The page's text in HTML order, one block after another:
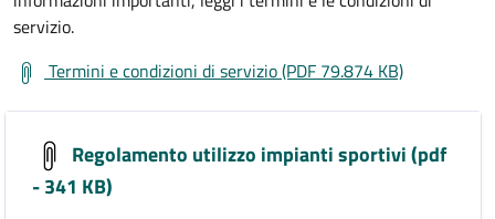
servizio.
Termini e condizioni di servizio (PDF 79.874 KB)
Regolamento utilizzo impianti sportivi (pdf
- 341 KB)